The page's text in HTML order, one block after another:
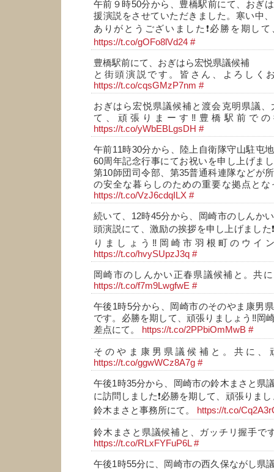
午前９時50分から、豊橋駅前にて、おぎ
援演説をさせていただきました。寒い中
ありがとうございました❗必勝を期し
https://t.co/gOFo8lVd24 #
豊橋駅前にて、おぎはら宏悦県議候補
と街頭演説です。皆さん、よろしく
https://t.co/cqsGMzP7nm #
おぎはら宏悦県議候補と渡会克明県議
て、頑張りまーす‼️豊橋駅前で
https://t.co/yWbEBLgsDH #
午前11時30分から、陸上自衛隊守山駐屯
60周年記念行事にてお祝いを申し上げま
第10師団司令部、第35普通科連隊などが
の安全な暮らしのための重要な拠点と
https://t.co/VzJ6cdqILX #
続いて、12時45分から、岡崎市のしんか
頭演説にて、激励の挨拶を申し上げました
りましょう‼️岡崎市羽根町のウイ
https://t.co/hvySUpzJ3q #
岡崎市のしんかい正春県議候補と。共
https://t.co/f7m9LwgfwE #
午後1時5分から、岡崎市のそのやま康男
です。必勝を期して、頑張りましょう‼️岡
差点にて。
https://t.co/2PPbiOmMwB #
そのやま康男県議候補と。共に、
https://t.co/ggwWCz8A7g #
午後1時35分から、岡崎市の鈴木まさと県
に訪問しました❗必勝を期して、頑張りま
鈴木まさと事務所にて。
https://t.co/
鈴木まさと県議候補と、ガッチリ握手で
https://t.co/RLxFYFuP6L #
午後1時55分に、岡崎市の西久保ながし県